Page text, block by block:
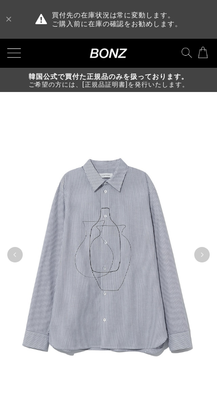
買付先の在庫状況は常に変動します。
ご購入前に在庫の確認をお勧めします。
韓国公式で買付た正規品のみを扱っております。
ご希望の方には、[正規品証明書]を発行いたします。